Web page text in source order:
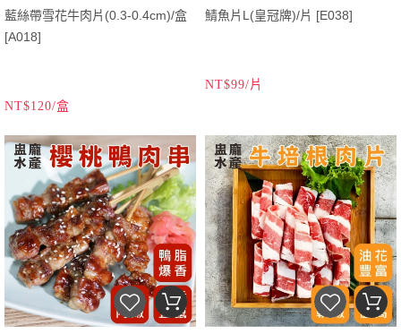
藍絲帶雪花牛肉片(0.3-0.4cm)/盒
[A018]
NT$120/盒
鯖魚片L(皇冠牌)/片 [E038]
NT$99/片